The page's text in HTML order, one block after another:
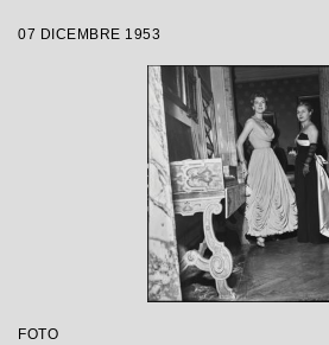
07 DICEMBRE 1953
FOTO